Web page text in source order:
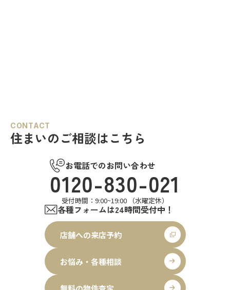
CONTACT
住まいのご相談はこちら
お電話でのお問い合わせ
0120-830-021
受付時間：9:00~19:00 （水曜定休）
各種フォームは24時間受付中！
店舗への来店予約
お悩み・各種相談